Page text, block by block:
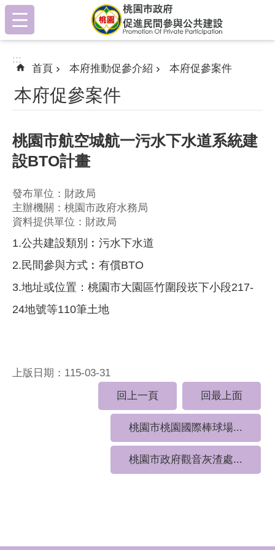
跳到主要內容區塊
:::
:::
首頁 本府推動促參介紹 本府促參案件
本府促參案件
桃園市航空城航一污水下水道系統建
設BTO計畫
發布單位：財政局
主辦機關：桃園市政府水務局
資料提供單位：財政局
1.公共建設類別︰污水下水道
2.民間參與方式︰有償BTO
3.地址或位置：桃園市大園區竹圍段崁下小段217-
24地號等110筆土地
上版日期：115-03-31
回上一頁
回最上面
桃園市桃園國際棒球場...
桃園市政府觀音灰渣處...